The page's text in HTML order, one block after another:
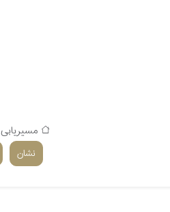
مسیریابی
نشان